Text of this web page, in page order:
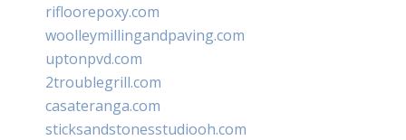
rifloorepoxy.com
woolleymillingandpaving.com
uptonpvd.com
2troublegrill.com
casateranga.com
sticksandstonesstudiooh.com